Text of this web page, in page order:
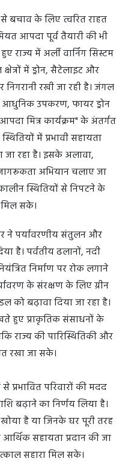
बचाव के लिए त्वरित राहत
आपदा पूर्व तैयारी की भी
राज्य में अर्ली वार्निंग सिस्टम
में ड्रोन, सैटेलाइट और
रखी जा रही है। जंगल
उपकरण, फायर ड्रोन
मित्र कार्यक्रम" के अंतर्गत
में प्रभावी सहायता
जा रहा है। इसके अलावा,
अभियान चलाए जा
स्थितियों से निपटने के
सके।
ने पर्यावरणीय संतुलन और
है। पर्वतीय ढलानों, नदी
निर्माण पर रोक लगाने
के संरक्षण के लिए ग्रीन
को बढ़ावा दिया जा रहा है।
हुए प्राकृतिक संसाधनों के
राज्य की पारिस्थितिकी और
रखा जा सके।
परिवारों की मदद
बढ़ाने का निर्णय लिया है।
है या जिनके घर पूरी तरह
आर्थिक सहायता प्रदान की जा
सहारा मिल सके।